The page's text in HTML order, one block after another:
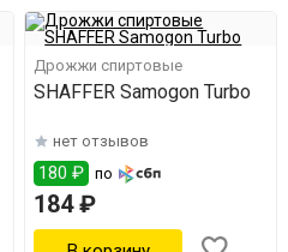
Дрожжи спиртовые
SHAFFER Samogon Turbo
нет отзывов
180 ₽ по
184 ₽